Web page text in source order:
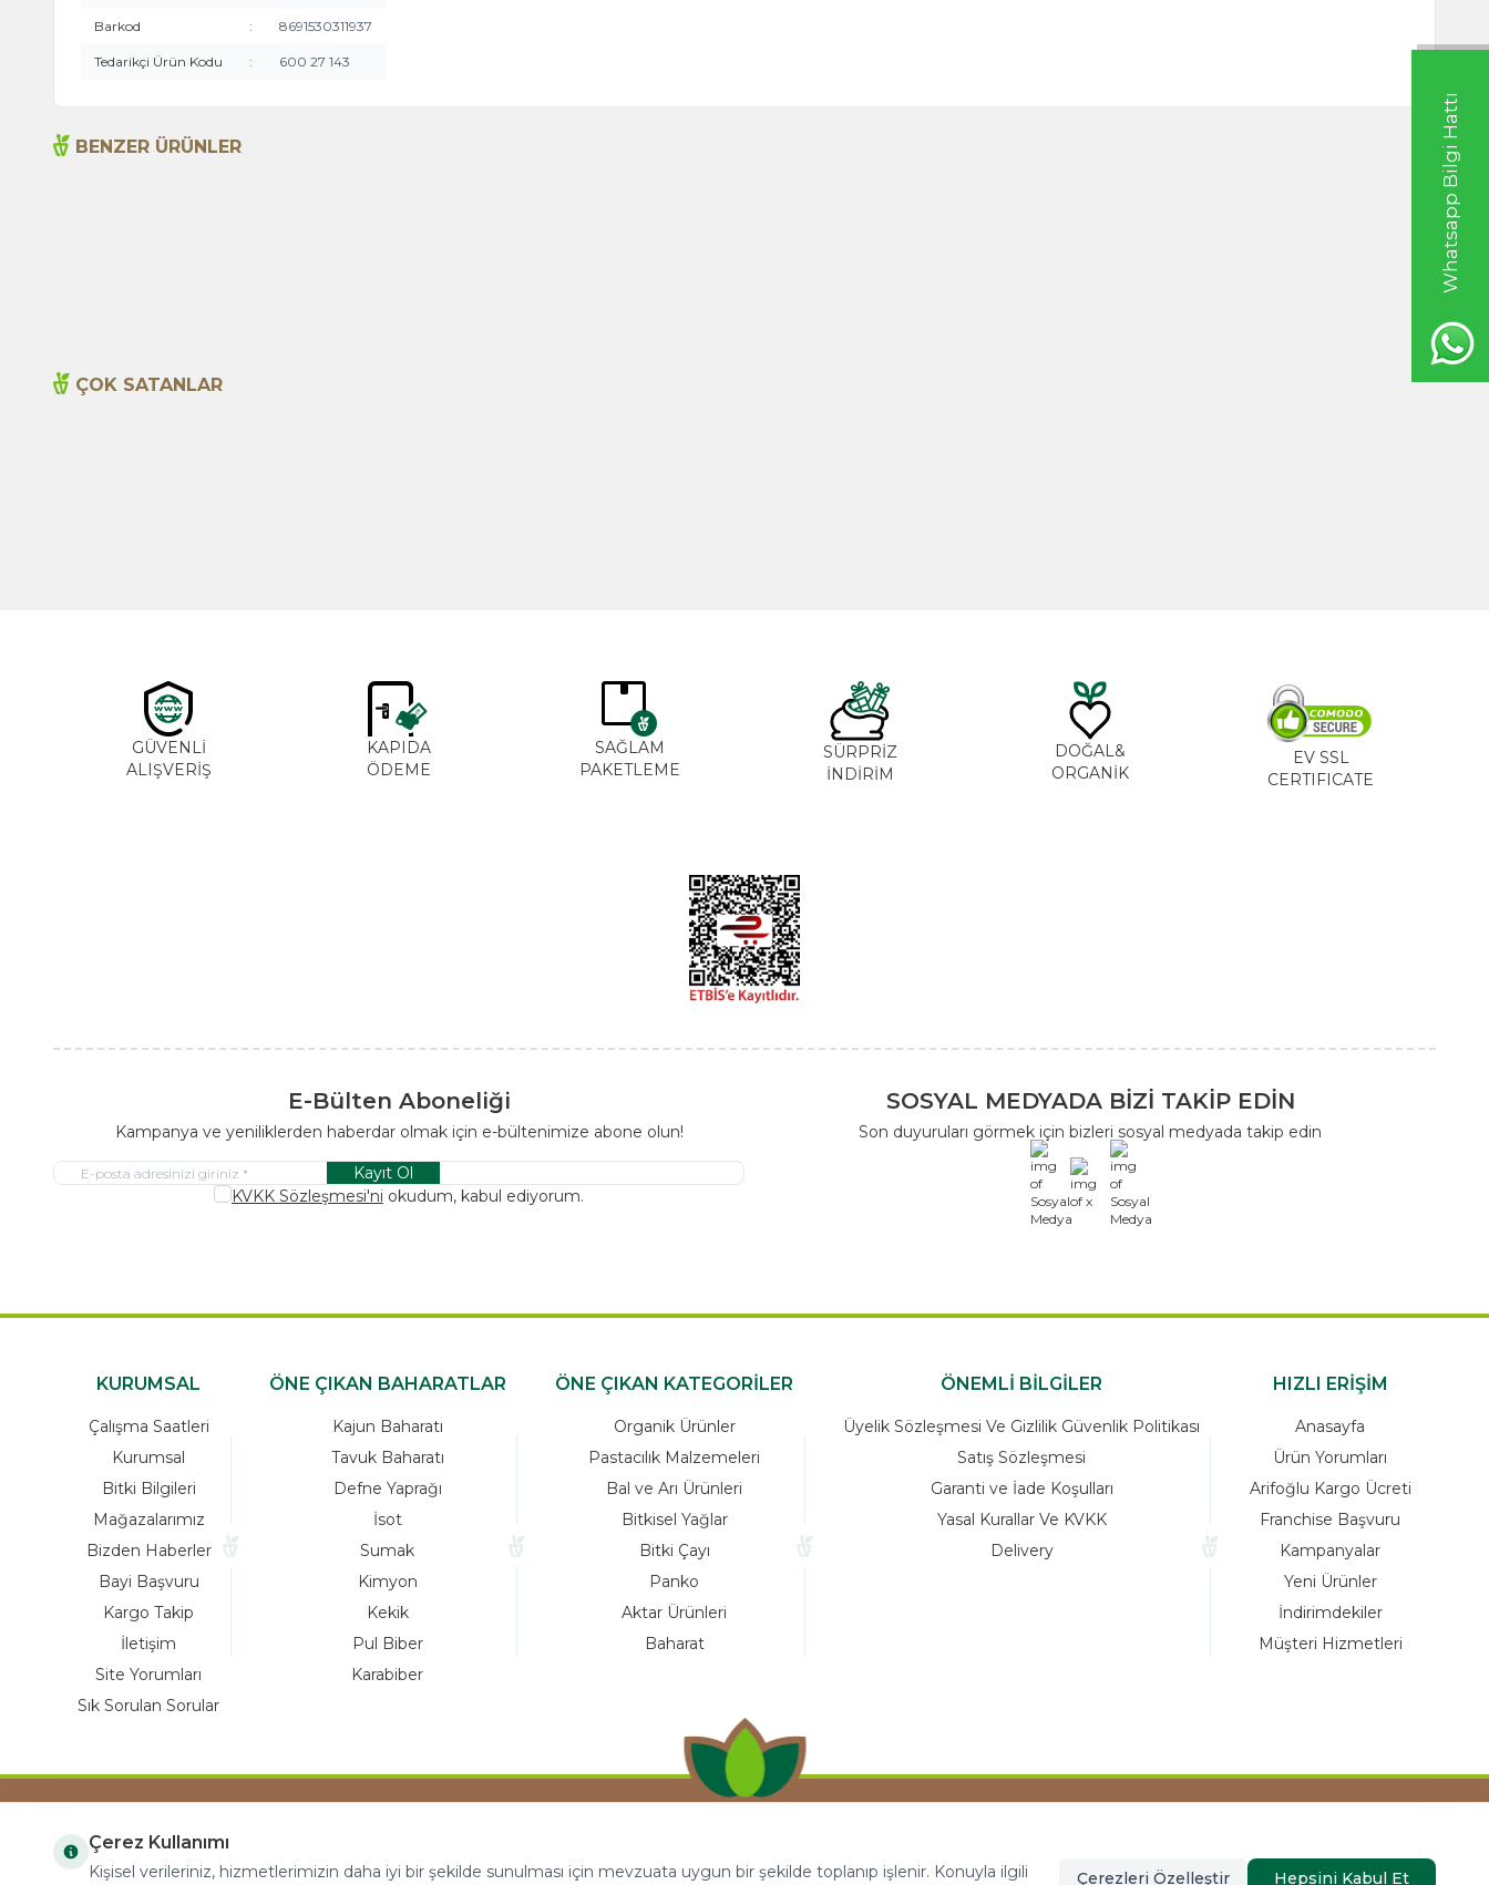
Whatsapp Bilgi Hattı
Barkod : 8691530311937
Tedarikçi Ürün Kodu : 600 27 143
BENZER ÜRÜNLER
ÇOK SATANLAR
GÜVENLİ
ALIŞVERİŞ
KAPIDA
ÖDEME
SAĞLAM
PAKETLEME
SÜRPRİZ
İNDİRİM
DOĞAL&
ORGANİK
EV SSL
CERTIFICATE
E-Bülten Aboneliği
Kampanya ve yeniliklerden haberdar olmak için e-bültenimize abone olun!
Kayıt Ol
KVKK Sözleşmesi'ni okudum, kabul ediyorum.
SOSYAL MEDYADA BİZİ TAKİP EDİN
Son duyuruları görmek için bizleri sosyal medyada takip edin
x
KURUMSAL
Çalışma Saatleri
Kurumsal
Bitki Bilgileri
Mağazalarımız
Bizden Haberler
Bayi Başvuru
Kargo Takip
İletişim
Site Yorumları
Sık Sorulan Sorular
ÖNE ÇIKAN BAHARATLAR
Kajun Baharatı
Tavuk Baharatı
Defne Yaprağı
İsot
Sumak
Kimyon
Kekik
Pul Biber
Karabiber
ÖNE ÇIKAN KATEGORİLER
Organik Ürünler
Pastacılık Malzemeleri
Bal ve Arı Ürünleri
Bitkisel Yağlar
Bitki Çayı
Panko
Aktar Ürünleri
Baharat
ÖNEMLİ BİLGİLER
Üyelik Sözleşmesi Ve Gizlilik Güvenlik Politikası
Satış Sözleşmesi
Garanti ve İade Koşulları
Yasal Kurallar Ve KVKK
Delivery
HIZLI ERİŞİM
Anasayfa
Ürün Yorumları
Arifoğlu Kargo Ücreti
Franchise Başvuru
Kampanyalar
Yeni Ürünler
İndirimdekiler
Müşteri Hizmetleri
COPYRIGHT © 2023 arifoglu.com ALL RIGHTS
RESERVED
Çerez Kullanımı
Kişisel verileriniz, hizmetlerimizin daha iyi bir şekilde sunulması için mevzuata uygun bir şekilde toplanıp işlenir. Konuyla ilgili
Çerezleri Özelleştir Hepsini Kabul Et